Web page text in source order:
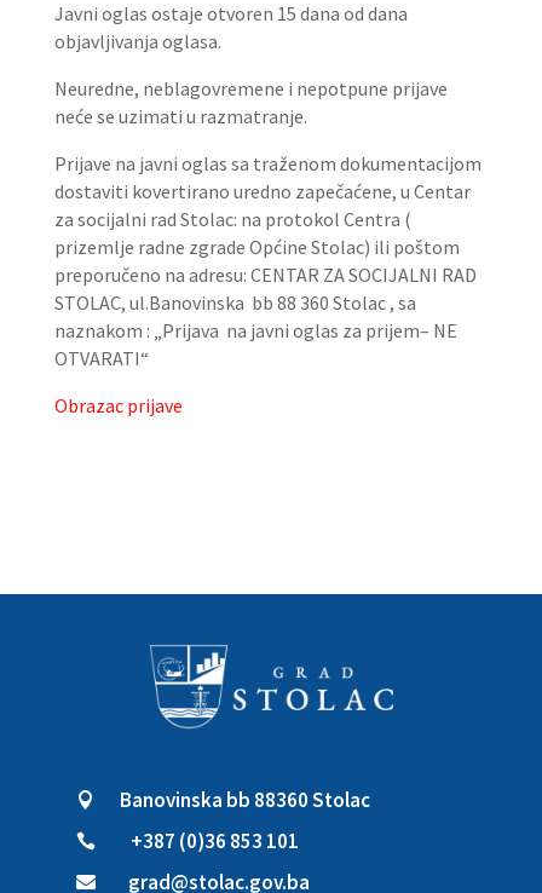
Javni oglas ostaje otvoren 15 dana od dana
objavljivanja oglasa.
Neuredne, neblagovremene i nepotpune prijave
neće se uzimati u razmatranje.
Prijave na javni oglas sa traženom dokumentacijom
dostaviti kovertirano uredno zapečaćene, u Centar
za socijalni rad Stolac: na protokol Centra (
prizemlje radne zgrade Općine Stolac) ili poštom
preporučeno na adresu: CENTAR ZA SOCIJALNI RAD
STOLAC, ul.Banovinska bb 88 360 Stolac , sa
naznakom : „Prijava na javni oglas za prijem– NE
OTVARATI“
Obrazac prijave
 Banovinska bb 88360 Stolac
 +387 (0)36 853 101
 grad@stolac.gov.ba